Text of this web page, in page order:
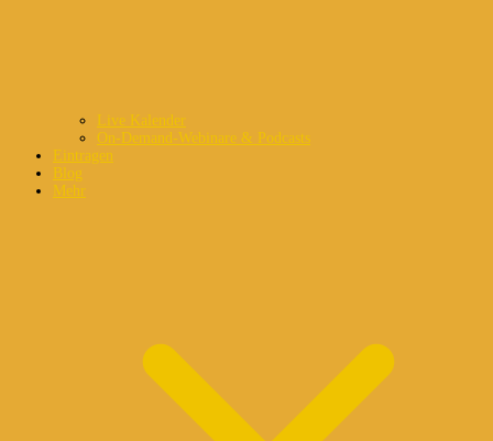
Live Kalender
On-Demand-Webinare & Podcasts
Eintragen
Blog
Mehr